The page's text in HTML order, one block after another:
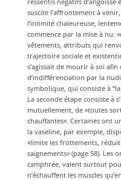
suscite l’affrontement à
l’intimité chaleureuse,
commence par la mise à nu:
vêtements, attributs qui
trajectoire sociale et
s’agissait de mourir à soi
d’indifférenciation par la
symbolique, qui consiste à
La seconde étape consiste à
mutuellement, de «toutes
chauffantes». Certaines ont
la vaseline, par exemple,
«limite les frottements,
saignements» (page 58). Les
camphrée, valent surtout
n’échauffent les muscles